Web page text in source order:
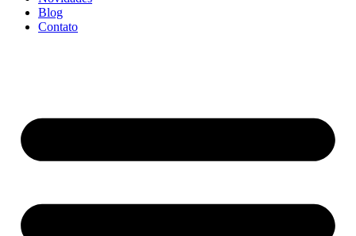
Blog
Contato